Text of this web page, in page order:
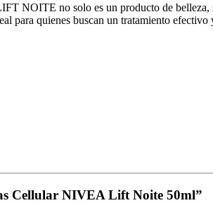
no solo es un producto de belleza,
para quienes buscan un tratamiento
Cellular NIVEA Lift Noite 50ml”